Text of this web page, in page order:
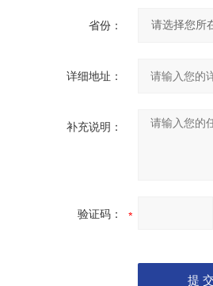
省份：
详细地址：
补充说明：
验证码：